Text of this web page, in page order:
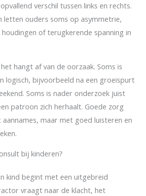
verschil tussen links en rechts.
letten ouders soms op asymmetrie,
of terugkerende spanning in
hangt af van de oorzaak. Soms is
logisch, bijvoorbeeld na een groeispurt
Soms is nader onderzoek juist
patroon zich herhaalt. Goede zorg
maar met goed luisteren en
bij kinderen?
kind begint met een uitgebreid
vraagt naar de klacht, het